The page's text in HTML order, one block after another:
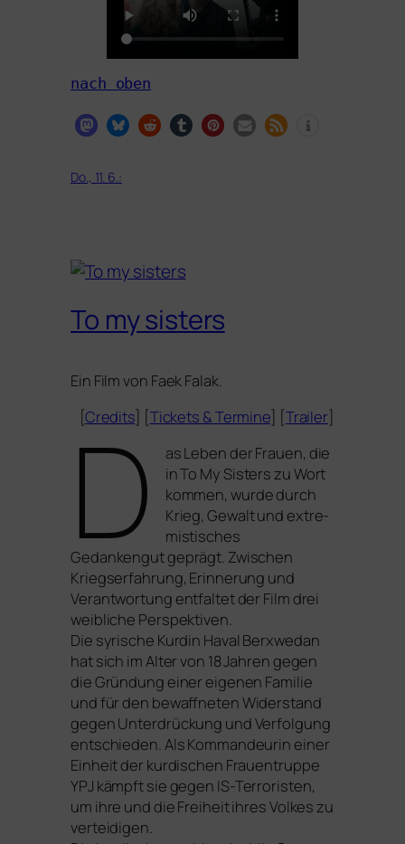
nach oben
Do., 11. 6.:
To my sisters
Ein Film von Faek Falak.
[Credits] [Tickets &Termine] [Trailer]
D
as Leben der Frauen, die
inTo My Sisters zu Wort
kom­men, wur­de durch
Krieg, Gewalt und extre­
mis­ti­sches
Gedankengut geprägt. Zwischen
Kriegserfahrung, Erinnerung und
Verantwortung ent­fal­tet der Film drei
weib­li­che Perspektiven.
Die syri­sche Kurdin Haval Berxwedan
hat sich im Alter von 18 Jahren gegen
die Gründung einer eige­nen Familie
und für den bewaff­ne­ten Widerstand
gegen Unterdrückung und Verfolgung
ent­schie­den. Als Kommandeurin einer
Einheit der kur­di­schen Frauentruppe
YPJ kämpft sie gegen IS-Terroristen,
um ihre und die Freiheit ihres Volkes zu
ver­tei­di­gen.